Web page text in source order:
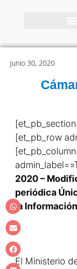
junio 30, 2020
[et_pb_row
2020 –
periódica
la
El Ministerio